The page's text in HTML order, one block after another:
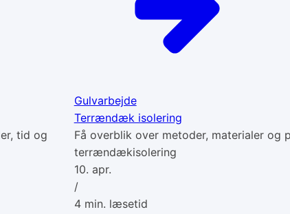
tid og
Gulvarbejde
Terrændæk isolering
Få overblik over metoder, materialer og
terrændækisolering
10. apr.
/
4 min. læsetid